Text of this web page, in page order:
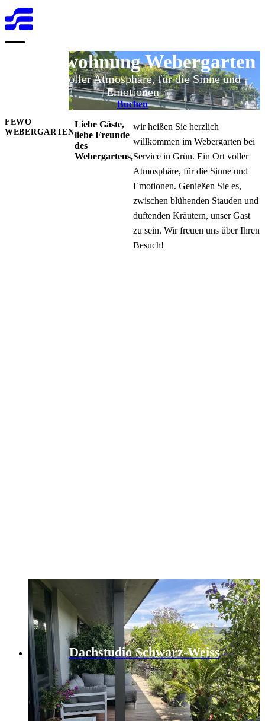
Open menu
Ferienwohnung Webergarten
Ein Ort voller Atmosphäre, für die Sinne und
Emotionen
Buchen
FEWO
WEBERGARTEN
Liebe Gäste,
liebe Freunde
des
Webergartens,
wir heißen Sie herzlich
willkommen im Webergarten bei
Service in Grün. Ein Ort voller
Atmosphäre, für die Sinne und
Emotionen. Genießen Sie es,
zwischen blühenden Stauden und
duftenden Kräutern, unser Gast
zu sein. Wir freuen uns über Ihren
Besuch!
Dachstudio Schwarz-Weiss